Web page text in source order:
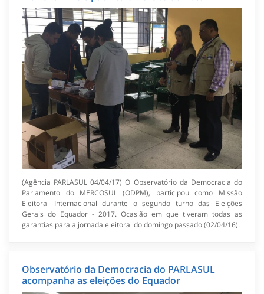
(Agência PARLASUL 04/04/17) O Observatório da Democracia do
Parlamento do MERCOSUL (ODPM), participou como Missão
Eleitoral Internacional durante o segundo turno das Eleições
Gerais do Equador - 2017. Ocasião em que tiveram todas as
garantias para a jornada eleitoral do domingo passado (02/04/16).
Observatório da Democracia do PARLASUL
acompanha as eleições do Equador